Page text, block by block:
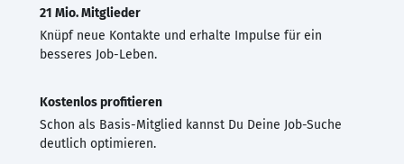
21 Mio. Mitglieder
Knüpf neue Kontakte und erhalte Impulse für ein
besseres Job-Leben.
Kostenlos profitieren
Schon als Basis-Mitglied kannst Du Deine Job-Suche
deutlich optimieren.